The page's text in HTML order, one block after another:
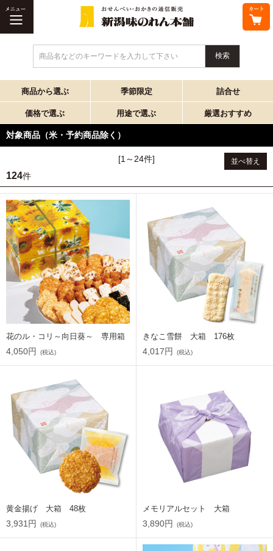
商品名などのキーワードを入力して下さい
商品から選ぶ 季節限定 詰合せ
価格で選ぶ 用途で選ぶ 厳選おすすめ
対象商品（米・予約商品除く）
並べ替え
[1～24件]
124件
花のル・コリ～向日葵～ 専用箱
4,050円 (税込)
きなこ雪餅 大箱 176枚
4,017円 (税込)
黄金揚げ 大箱 48枚
3,931円 (税込)
メモリアルセット 大箱
3,890円 (税込)